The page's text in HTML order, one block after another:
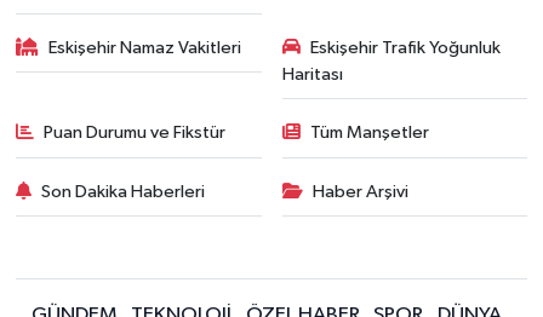
Eskişehir Namaz Vakitleri
Eskişehir Trafik Yoğunluk
Haritası
Puan Durumu ve Fikstür Tüm Manşetler
Son Dakika Haberleri Haber Arşivi